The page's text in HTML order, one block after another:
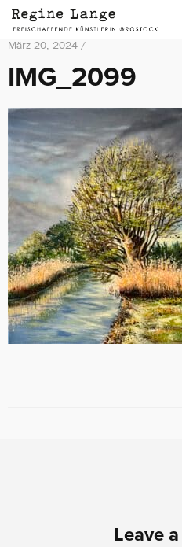
März 20, 2024 /
IMG_2099
Leave